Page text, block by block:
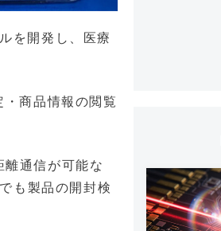
を開発し、医療
商品情報の閲覧
通信が可能な
も製品の開封検